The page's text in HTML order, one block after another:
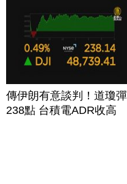
傳伊朗有意談判！道瓊彈
238點 台積電ADR收高